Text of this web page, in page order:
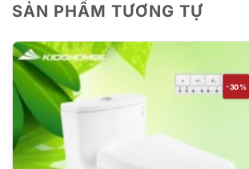
SẢN PHẨM TƯƠNG TỰ
-30%